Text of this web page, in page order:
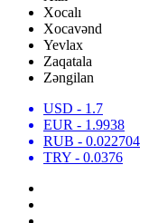
Xocalı
Xocavənd
Yevlax
Zaqatala
Zəngilan
USD - 1.7
EUR - 1.9938
RUB - 0.022704
TRY - 0.0376